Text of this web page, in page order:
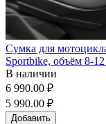
Сумка для
Sportbike, объём 8-
В наличии
6 990.00 ₽
5 990.00 ₽
Добавить